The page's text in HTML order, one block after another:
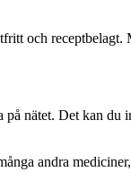
och receptbelagt.
nätet. Det kan du
andra